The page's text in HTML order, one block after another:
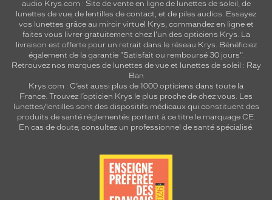
audio Krys.com : Site de vente en ligne de lunettes de soleil, de
lunettes de vue, de lentilles de contact, et de piles audios. Essayez
vos lunettes grâce au miroir virtuel Krys, commandez en ligne et
faites vous livrer gratuitement chez l'un des opticiens Krys. La
livraison est offerte pour un retrait dans le réseau Krys. Bénéficiez
également de la garantie "Satisfait ou remboursé 30 jours".
Retrouvez nos marques de lunettes de vue et lunettes de soleil : Ray
Ban
Krys.com : C’est aussi plus de 1000 opticiens dans toute la
France. Trouvez l’opticien Krys le plus proche de chez vous. Les
lunettes/lentilles sont des dispositifs médicaux qui constituent des
produits de santé réglementés portant à ce titre le marquage CE.
En cas de doute, consultez un professionnel de santé spécialisé.